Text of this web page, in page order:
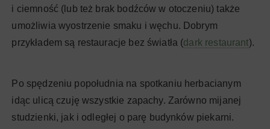
i ciemność (lub też brak bodźców w otoczeniu) także
umożliwia wyostrzenie smaku i węchu. Dobrym
przykładem są restauracje bez światła (dark restaurant).
Po spędzeniu popołudnia na spotkaniu herbacianym
idąc ulicą czuję wszystkie zapachy. Zarówno mijanej
studzienki, jak i odległej o parę budynków piekarni.